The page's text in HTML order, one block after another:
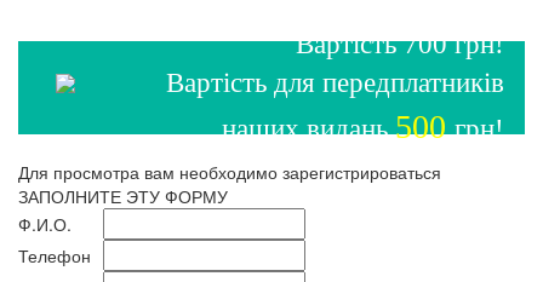
Вартість 700 грн!
Вартість для передплатників
наших видань500грн!
Для просмотра вам необходимо зарегистрироваться
ЗАПОЛНИТЕ ЭТУ ФОРМУ
Ф.И.О.
Телефон